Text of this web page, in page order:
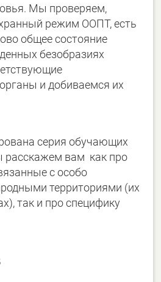
Мы проверяем,
режим ООПТ, есть
общее состояние
безобразиях
и добиваемся их
серия обучающих
расскажем вам как про
с особо
территориями (их
так и про специфику